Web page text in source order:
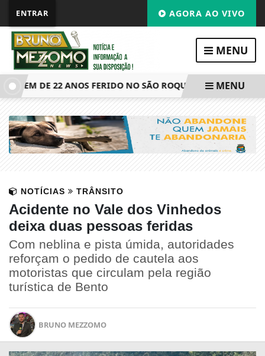
ENTRAR AGORA AO VIVO
MENU
DE 22 ANOS FERIDO NO SÃO ROQUE, EM BENTOMENU
NOTÍCIAS TRÂNSITO
Acidente no Vale dos Vinhedos
deixa duas pessoas feridas
Com neblina e pista úmida, autoridades
reforçam o pedido de cautela aos
motoristas que circulam pela região
turística de Bento
BRUNO MEZZOMO